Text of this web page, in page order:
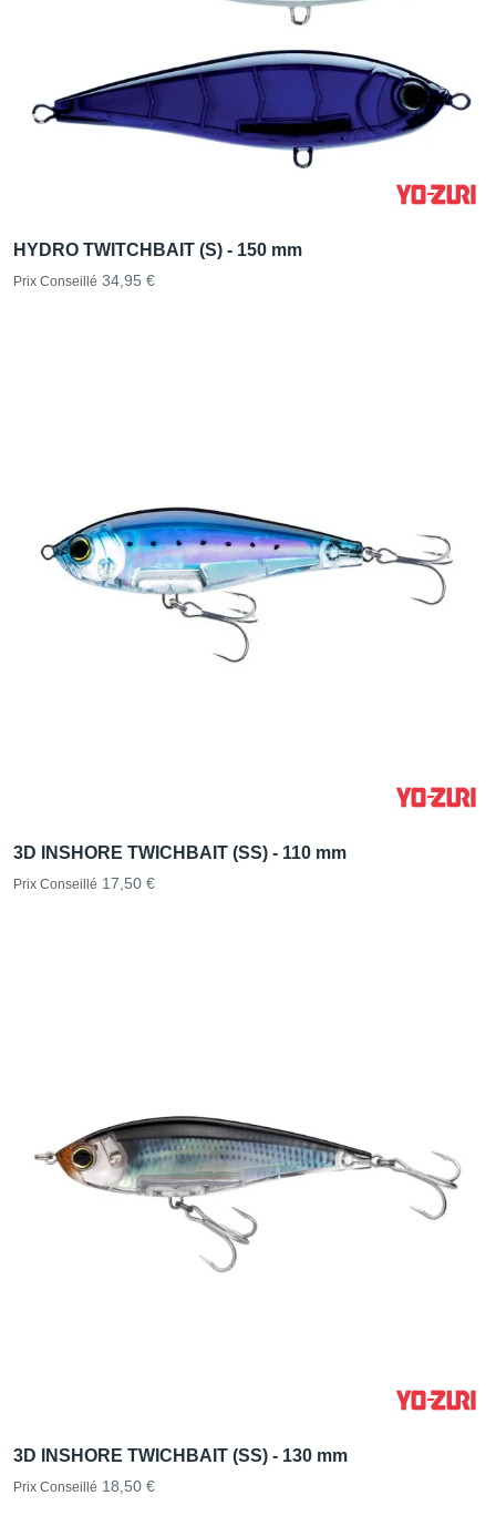
HYDRO TWITCHBAIT (S) - 150 mm
Prix Conseillé 34,95 €
3D INSHORE TWICHBAIT (SS) - 110 mm
Prix Conseillé 17,50 €
3D INSHORE TWICHBAIT (SS) - 130 mm
Prix Conseillé 18,50 €